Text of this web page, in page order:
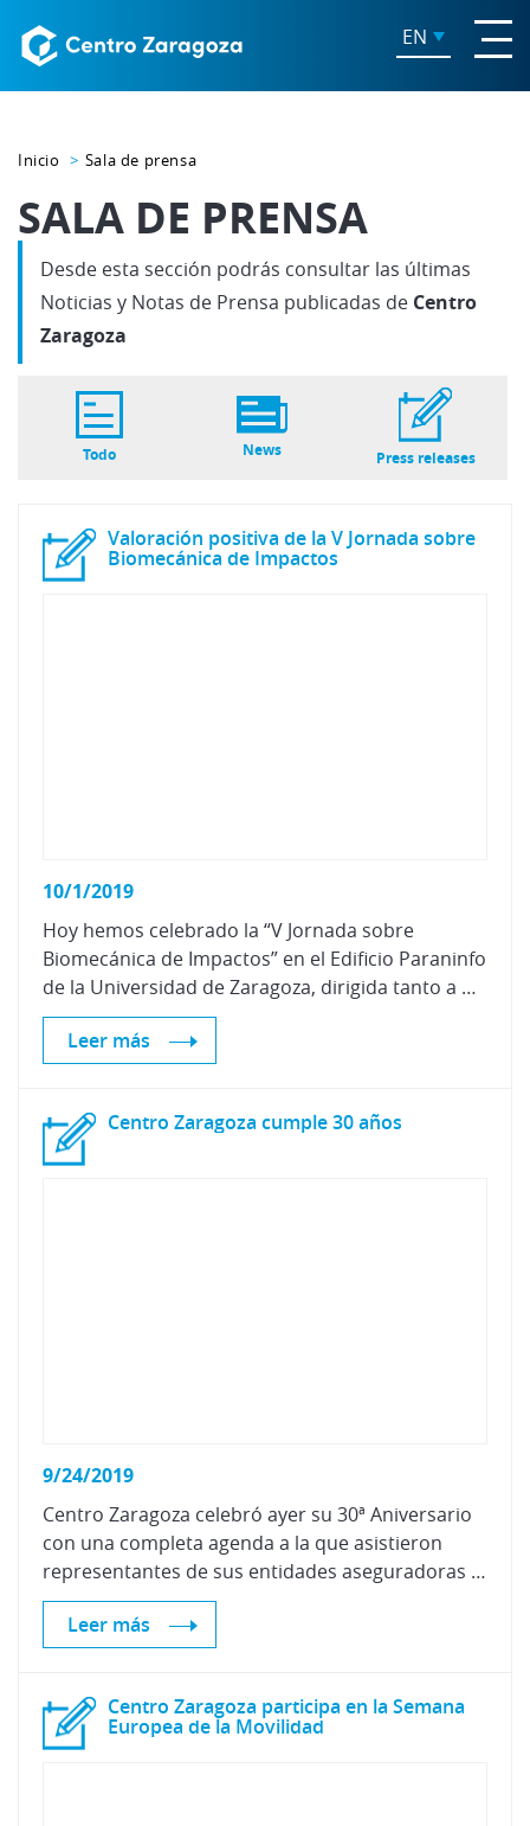
EN
Inicio Sala de prensa
SALA DE PRENSA
Desde esta sección podrás consultar las últimas
Noticias y Notas de Prensa publicadas de Centro
Zaragoza
Todo News Press releases
Valoración positiva de la V Jornada sobre
Biomecánica de Impactos
10/1/2019
Hoy hemos celebrado la “V Jornada sobre
Biomecánica de Impactos” en el Edificio Paraninfo
de la Universidad de Zaragoza, dirigida tanto a personal de gestión de siniestros, como de las áreas médica y jurídica.
Leer más
Centro Zaragoza cumple30años
9/24/2019
Centro Zaragoza celebró ayer su 30ª Aniversario
con una completa agenda a la que asistieron
representantes de sus entidades aseguradoras socias; así como el Equipo Directivo de CEOE Aragón, y miembros de las comisiones de Industria, Transporte, Economía Digital de la Confederación.
Leer más
Centro Zaragoza participa en la Semana
Europea de la Movilidad